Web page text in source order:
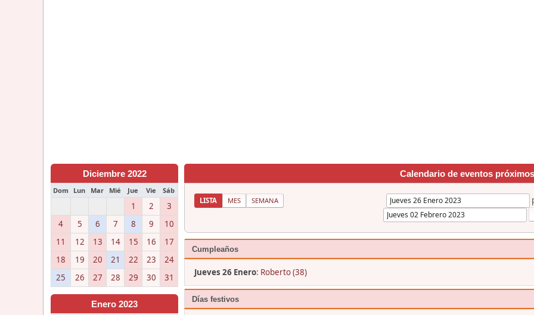
Diciembre 2022
Dom Lun Mar Mié Jue Vie Sáb
1 2
3
4
5 6 7 8 9
10
11
12 13 14 15 16
17
18
19 20 21 22 23
24
25
26 27 28 29 30 31
Enero 2023
Calendario de eventos próximos
LISTA MES SEMANA
Cumpleaños
Jueves 26 Enero: Roberto (38)
Días festivos